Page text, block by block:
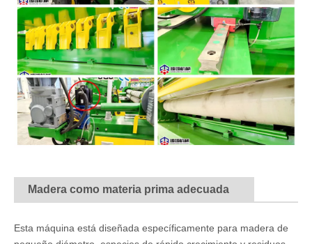
Madera como materia prima adecuada
Esta máquina está diseñada específicamente para madera de